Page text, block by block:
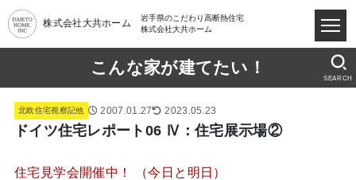
株式会社大共ホーム
岩手県のこだわり高断熱住宅
株式会社大共ホーム
こんな家が建てたい！
SEARCH
北欧住宅視察記他 2007.01.27 2023.05.23
ドイツ住宅レポート06 Ⅳ：住宅展示場②
住宅見学会開催中！ （今日と明日）